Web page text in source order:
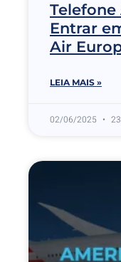
Telefone
Entrar
Air
LEIA MAIS »
02/06/2025